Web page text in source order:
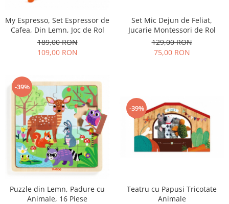
My Espresso, Set Espressor de
Cafea, Din Lemn, Joc de Rol
189,00 RON
109,00 RON
Set Mic Dejun de Feliat,
Jucarie Montessori de Rol
129,00 RON
75,00 RON
-39%
Puzzle din Lemn, Padure cu
Animale, 16 Piese
-39%
Teatru cu Papusi Tricotate
Animale